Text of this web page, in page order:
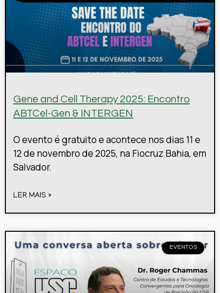
Gene and Cell Therapy 2025: Encontro
ABTCel-Gen & INTERGEN
O evento é gratuito e acontece nos dias 11 e
12 de novembro de 2025, na Fiocruz Bahia, em
Salvador.
LER MAIS »
EVENTOS